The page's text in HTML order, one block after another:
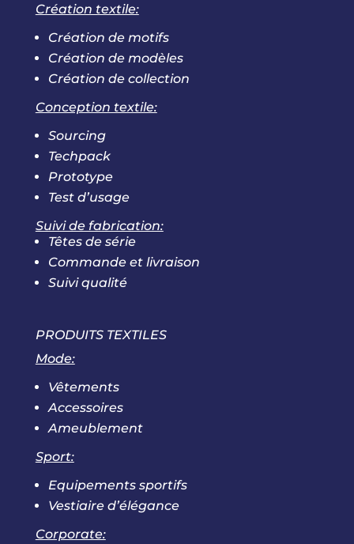
Création textile:
Création de motifs
Création de modèles
Création de collection
Conception textile:
Sourcing
Techpack
Prototype
Test d’usage
Suivi de fabrication:
Têtes de série
Commande et livraison
Suivi qualité
PRODUITS TEXTILES
Mode:
Vêtements
Accessoires
Ameublement
Sport:
Equipements sportifs
Vestiaire d’élégance
Corporate: